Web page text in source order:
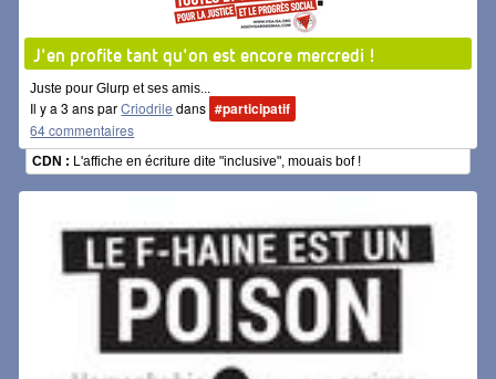
J'en profite tant qu'on est encore mercredi !
Juste pour Glurp et ses amis...
Il y a 3 ans parCriodrile dans #participatif
64 commentaires
CDN : L'affiche en écriture dite "inclusive", mouais bof !